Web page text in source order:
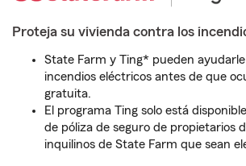
Proteja su vivienda contra los
State Farm y Ting* pueden
incendios eléctricos antes de que
gratuita.
El programa Ting solo está
de póliza de seguro de propietarios
inquilinos de State Farm que sean